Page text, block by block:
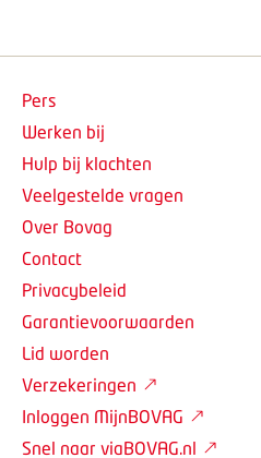
Pers
Werken bij
Hulp bij klachten
Veelgestelde vragen
Over Bovag
Contact
Privacybeleid
Garantievoorwaarden
Lid worden
Verzekeringen
Inloggen MijnBOVAG
Snel naar viaBOVAG.nl